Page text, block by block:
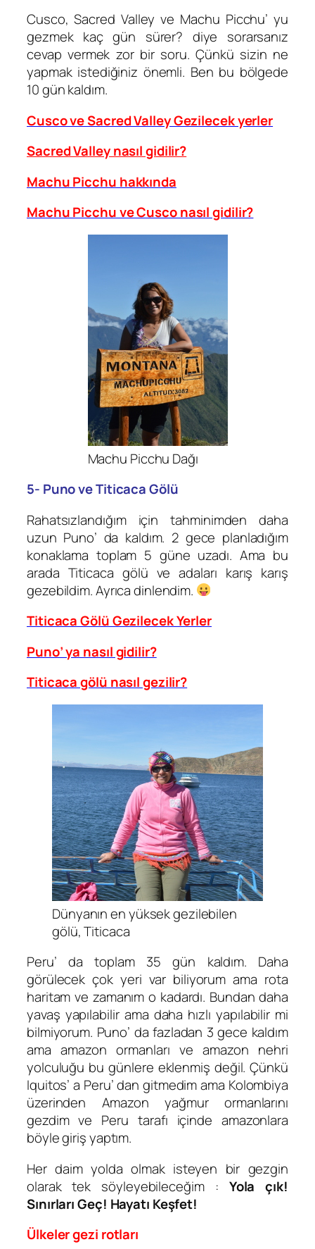
Cusco, Sacred Valley ve Machu Picchu’ yu
gezmek kaç gün sürer? diye sorarsanız
cevap vermek zor bir soru. Çünkü sizin ne
yapmak istediğiniz önemli. Ben bu bölgede
10 gün kaldım.
Cusco ve Sacred Valley Gezilecek yerler
Sacred Valley nasıl gidilir?
Machu Picchu hakkında
Machu Picchu ve Cusco nasıl gidilir?
Machu Picchu Dağı
5- Puno ve Titicaca Gölü
Rahatsızlandığım için tahminimden daha
uzun Puno’ da kaldım. 2 gece planladığım
konaklama toplam 5 güne uzadı. Ama bu
arada Titicaca gölü ve adaları karış karış
gezebildim. Ayrıca dinlendim.
Titicaca Gölü Gezilecek Yerler
Puno’ ya nasıl gidilir?
Titicaca gölü nasıl gezilir?
Dünyanın en yüksek gezilebilen
gölü, Titicaca
Peru’ da toplam 35 gün kaldım. Daha
görülecek çok yeri var biliyorum ama rota
haritam ve zamanım o kadardı. Bundan daha
yavaş yapılabilir ama daha hızlı yapılabilir mi
bilmiyorum. Puno’ da fazladan 3 gece kaldım
ama amazon ormanları ve amazon nehri
yolculuğu bu günlere eklenmiş değil. Çünkü
Iquitos’ a Peru’ dan gitmedim ama Kolombiya
üzerinden Amazon yağmur ormanlarını
gezdim ve Peru tarafı içinde amazonlara
böyle giriş yaptım.
Her daim yolda olmak isteyen bir gezgin
olarak tek söyleyebileceğim : Yola çık!
Sınırları Geç! Hayatı Keşfet!
Ülkeler gezi rotları